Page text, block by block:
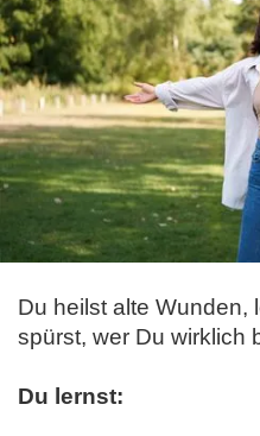
Du heilst alte Wunden,
spürst, wer Du wirklich
Du lernst: